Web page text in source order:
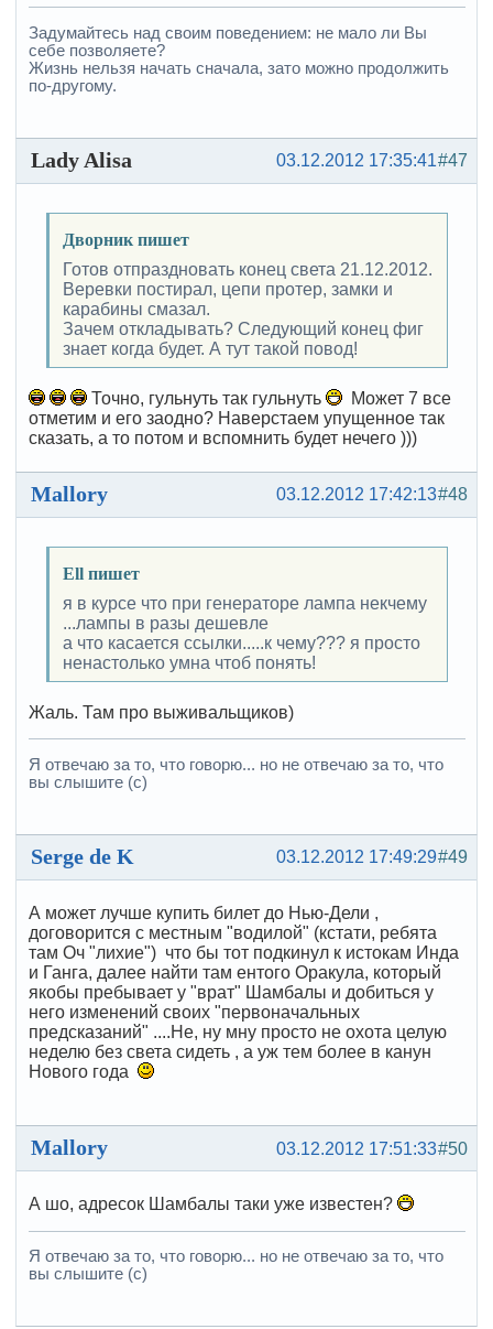
Задумайтесь над своим поведением: не мало ли Вы
себе позволяете?
Жизнь нельзя начать сначала, зато можно продолжить
по-другому.
#47
03.12.2012 17:35:41
Lady Alisa
Дворник пишет
Готов отпраздновать конец света 21.12.2012.
Веревки постирал, цепи протер, замки и
карабины смазал.
Зачем откладывать? Следующий конец фиг
знает когда будет. А тут такой повод!
Точно, гульнуть так гульнуть
Может 7 все
отметим и его заодно? Наверстаем упущенное так
сказать, а то потом и вспомнить будет нечего )))
#48
03.12.2012 17:42:13
Mallory
Ell пишет
я в курсе что при генераторе лампа некчему
...лампы в разы дешевле
а что касается ссылки.....к чему??? я просто
ненастолько умна чтоб понять!
Жаль. Там про выживальщиков)
Я отвечаю за то, что говорю... но не отвечаю за то, что
вы слышите (с)
#49
03.12.2012 17:49:29
Serge de K
А может лучше купить билет до Нью-Дели ,
договорится с местным "водилой" (кстати, ребята
там Оч "лихие") что бы тот подкинул к истокам Инда
и Ганга, далее найти там ентого Оракула, который
якобы пребывает у "врат" Шамбалы и добиться у
него изменений своих "первоначальных
предсказаний" ....Не, ну мну просто не охота целую
неделю без света сидеть , а уж тем более в канун
Нового года
#50
03.12.2012 17:51:33
Mallory
А шо, адресок Шамбалы таки уже известен?
Я отвечаю за то, что говорю... но не отвечаю за то, что
вы слышите (с)